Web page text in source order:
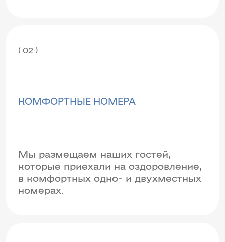
( 02 )
КОМФОРТНЫЕ НОМЕРА
Мы размещаем наших гостей,
которые приехали на оздоровление,
в комфортных одно- и двухместных
номерах.